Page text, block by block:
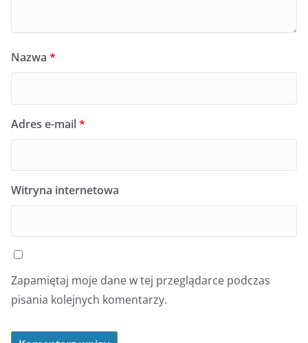
Nazwa *
Adres e-mail*
Witryna internetowa
Zapamiętaj moje dane w tej przeglądarce podczas
pisania kolejnych komentarzy.